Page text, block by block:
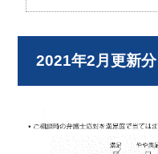
2021年2月更新分